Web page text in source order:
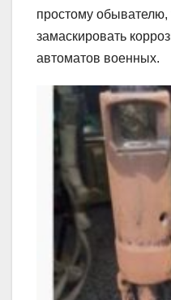
простому обывателю,
замаскировать
автоматов военных.